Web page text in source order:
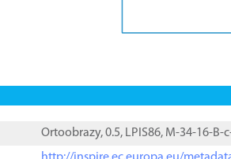
Ortoobrazy, 0.5, LPIS86, M-34-16-B-